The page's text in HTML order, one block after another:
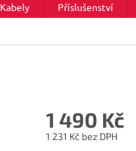
Kabely Příslušenství
1 490 Kč
1 231 Kč bez DPH